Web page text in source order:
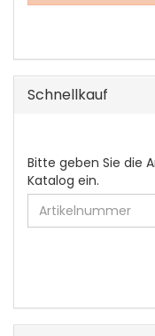
Schnellkauf
BITTE
GEBEN
SIE
DIE
ARTIKELNUMMER
EIN.
Bitte geben Sie die
Katalog ein.